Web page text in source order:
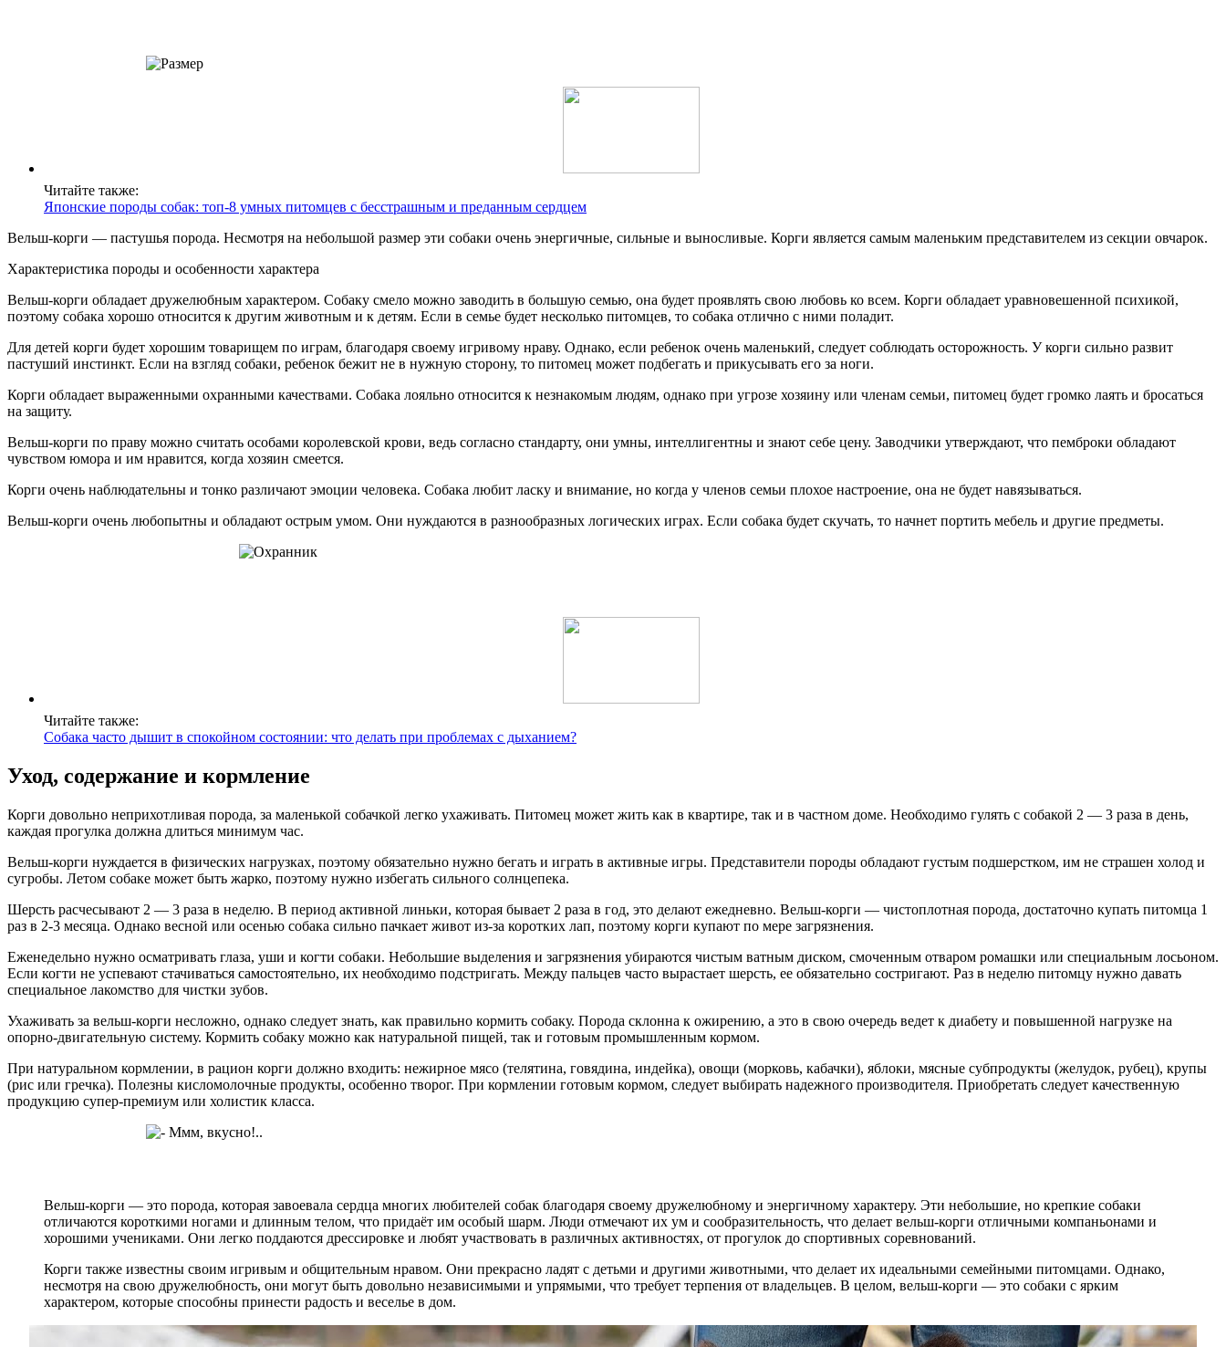
Читайте также:
Японские породы собак: топ-8 умных питомцев с бесстрашным и преданным сердцем
Вельш-корги — пастушья порода. Несмотря на небольшой размер эти собаки очень энергичные, сильные и выносливые. Корги является самым маленьким представителем из секции овчарок.
Характеристика породы и особенности характера
Вельш-корги обладает дружелюбным характером. Собаку смело можно заводить в большую семью, она будет проявлять свою любовь ко всем. Корги обладает уравновешенной психикой,
поэтому собака хорошо относится к другим животным и к детям. Если в семье будет несколько питомцев, то собака отлично с ними поладит.
Для детей корги будет хорошим товарищем по играм, благодаря своему игривому нраву. Однако, если ребенок очень маленький, следует соблюдать осторожность. У корги сильно развит
пастуший инстинкт. Если на взгляд собаки, ребенок бежит не в нужную сторону, то питомец может подбегать и прикусывать его за ноги.
Корги обладает выраженными охранными качествами. Собака лояльно относится к незнакомым людям, однако при угрозе хозяину или членам семьи, питомец будет громко лаять и бросаться
на защиту.
Вельш-корги по праву можно считать особами королевской крови, ведь согласно стандарту, они умны, интеллигентны и знают себе цену. Заводчики утверждают, что пемброки обладают
чувством юмора и им нравится, когда хозяин смеется.
Корги очень наблюдательны и тонко различают эмоции человека. Собака любит ласку и внимание, но когда у членов семьи плохое настроение, она не будет навязываться.
Вельш-корги очень любопытны и обладают острым умом. Они нуждаются в разнообразных логических играх. Если собака будет скучать, то начнет портить мебель и другие предметы.
Читайте также:
Собака часто дышит в спокойном состоянии: что делать при проблемах с дыханием?
Уход, содержание и кормление
Корги довольно неприхотливая порода, за маленькой собачкой легко ухаживать. Питомец может жить как в квартире, так и в частном доме. Необходимо гулять с собакой 2 — 3 раза в день,
каждая прогулка должна длиться минимум час.
Вельш-корги нуждается в физических нагрузках, поэтому обязательно нужно бегать и играть в активные игры. Представители породы обладают густым подшерстком, им не страшен холод и
сугробы. Летом собаке может быть жарко, поэтому нужно избегать сильного солнцепека.
Шерсть расчесывают 2 — 3 раза в неделю. В период активной линьки, которая бывает 2 раза в год, это делают ежедневно. Вельш-корги — чистоплотная порода, достаточно купать питомца 1
раз в 2-3 месяца. Однако весной или осенью собака сильно пачкает живот из-за коротких лап, поэтому корги купают по мере загрязнения.
Еженедельно нужно осматривать глаза, уши и когти собаки. Небольшие выделения и загрязнения убираются чистым ватным диском, смоченным отваром ромашки или специальным лосьоном.
Если когти не успевают стачиваться самостоятельно, их необходимо подстригать. Между пальцев часто вырастает шерсть, ее обязательно состригают. Раз в неделю питомцу нужно давать
специальное лакомство для чистки зубов.
Ухаживать за вельш-корги несложно, однако следует знать, как правильно кормить собаку. Порода склонна к ожирению, а это в свою очередь ведет к диабету и повышенной нагрузке на
опорно-двигательную систему. Кормить собаку можно как натуральной пищей, так и готовым промышленным кормом.
При натуральном кормлении, в рацион корги должно входить: нежирное мясо (телятина, говядина, индейка), овощи (морковь, кабачки), яблоки, мясные субпродукты (желудок, рубец), крупы
(рис или гречка). Полезны кисломолочные продукты, особенно творог. При кормлении готовым кормом, следует выбирать надежного производителя. Приобретать следует качественную
продукцию супер-премиум или холистик класса.
Вельш-корги — это порода, которая завоевала сердца многих любителей собак благодаря своему дружелюбному и энергичному характеру. Эти небольшие, но крепкие собаки
отличаются короткими ногами и длинным телом, что придаёт им особый шарм. Люди отмечают их ум и сообразительность, что делает вельш-корги отличными компаньонами и
хорошими учениками. Они легко поддаются дрессировке и любят участвовать в различных активностях, от прогулок до спортивных соревнований.
Корги также известны своим игривым и общительным нравом. Они прекрасно ладят с детьми и другими животными, что делает их идеальными семейными питомцами. Однако,
несмотря на свою дружелюбность, они могут быть довольно независимыми и упрямыми, что требует терпения от владельцев. В целом, вельш-корги — это собаки с ярким
характером, которые способны принести радость и веселье в дом.